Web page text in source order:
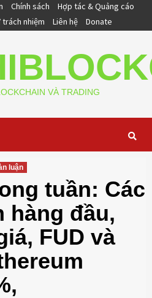
Chính sách
Hợp tác & Quảng cáo
nhiệm Liên hệ Donate
VÀ TRADING
luận
tuần: Các
hàng đầu,
FUD và